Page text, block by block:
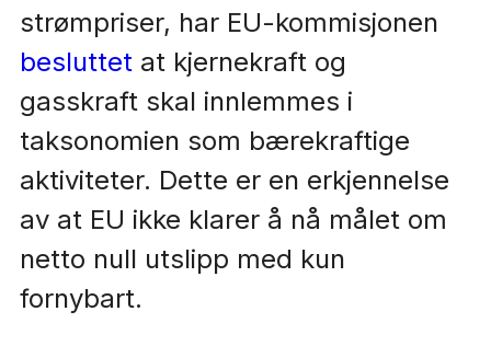
strømpriser, har EU-kommisjonen
besluttet at kjernekraft og
gasskraft skal innlemmes i
taksonomien som bærekraftige
aktiviteter. Dette er en erkjennelse
av at EU ikke klarer å nå målet om
netto null utslipp med kun
fornybart.